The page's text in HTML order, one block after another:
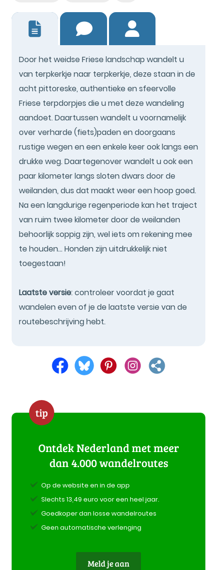
Door het weidse Friese landschap wandelt u
van terpkerkje naar terpkerkje, deze staan in de
acht pittoreske, authentieke en sfeervolle
Friese terpdorpjes die u met deze wandeling
aandoet. Daartussen wandelt u voornamelijk
over verharde (fiets)paden en doorgaans
rustige wegen en een enkele keer ook langs een
drukke weg. Daartegenover wandelt u ook een
paar kilometer langs sloten dwars door de
weilanden, dus dat maakt weer een hoop goed.
Na een langdurige regenperiode kan het traject
van ruim twee kilometer door de weilanden
behoorlijk soppig zijn, wel iets om rekening mee
te houden... Honden zijn uitdrukkelijk niet
toegestaan!
Laatste versie: controleer voordat je gaat
wandelen even of je de laatste versie van de
routebeschrijving hebt.
tip
Ontdek Nederland met meer
dan 4.000 wandelroutes
Op de website en in de app
Slechts 13,49 euro voor een heel jaar.
Goedkoper dan losse wandelroutes
Geen automatische verlenging
Meld je aan